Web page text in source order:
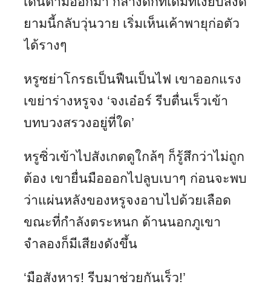
ยามนี้กลับวุ่นวาย เริ่มเห็นเค้าพายุก่อตัว
ได้รางๆ
หรูซย่าโกรธเป็นฟืนเป็นไฟ เขาออกแรง
เขย่าร่างหรูจง ‘จงเอ๋อร์ รีบตื่นเร็วเข้า
บทบวงสรวงอยู่ที่ใด’
หรูซิ่วเข้าไปสังเกตดูใกล้ๆ ก็รู้สึกว่าไม่ถูก
ต้อง เขายื่นมือออกไปลูบเบาๆ ก่อนจะพบ
ว่าแผ่นหลังของหรูจงอาบไปด้วยเลือด
ขณะที่กำลังตระหนก ด้านนอกภูเขา
จำลองก็มีเสียงดังขึ้น
‘มือสังหาร! รีบมาช่วยกันเร็ว!’